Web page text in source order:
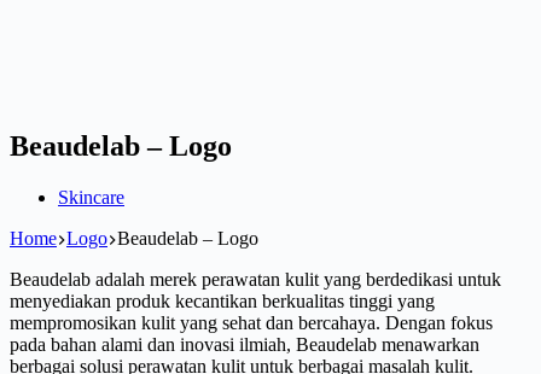
Beaudelab – Logo
Skincare
Home Logo Beaudelab – Logo
Beaudelab adalah merek perawatan kulit yang berdedikasi untuk
menyediakan produk kecantikan berkualitas tinggi yang
mempromosikan kulit yang sehat dan bercahaya. Dengan fokus
pada bahan alami dan inovasi ilmiah, Beaudelab menawarkan
berbagai solusi perawatan kulit untuk berbagai masalah kulit.